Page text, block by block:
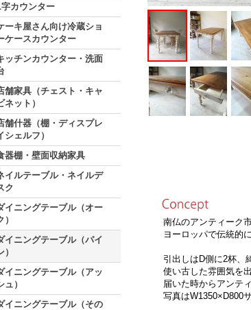
カウンター
ーキ屋さん向け冷蔵ショ
ケースカウンター
ッチンカウンター・洗面
舗家具（チェスト・キャ
ネット）
舗什器（棚・ディスプレ
シェルフ）
器棚・壁面収納家具
イルテーブル・ネイルデ
ク
イニングテーブル（オー
）
イニングテーブル（パイ
）
イニングテーブル（アッ
ュ）
イニングテーブル（その
南仏のアンティーク
ヨーロッパで伝統的
引出しはD側に2杯、
使い古した雰囲気を
届いた時からアンテ
写真はW1350×D800